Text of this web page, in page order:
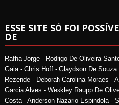
ESSE SITE SÓ FOI
DE
Rafha Jorge - Rodrigo De Oliveira
Gaia - Chris Hoff - Glaydson De Souza
Rezende - Deborah Carolina Moraes -
Garcia Alves - Weskley Raupp De
Costa - Anderson Nazario Espindola -